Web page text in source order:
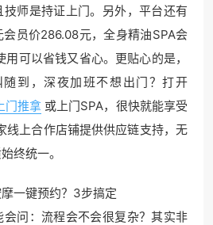
师是持证上门。另外，平台还有
员价286.08元，全身精油SPA会
可以省钱又省心。更贴心的是，
到，深夜加班不想出门？打开
门推拿 或上门SPA，很快就能享受
线上合作店铺提供供应链支持，无
终统一。
一键预约？3步搞定
问：流程会不会很复杂？其实非